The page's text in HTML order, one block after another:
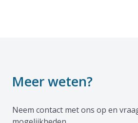
Meer weten?
Neem contact met ons op en